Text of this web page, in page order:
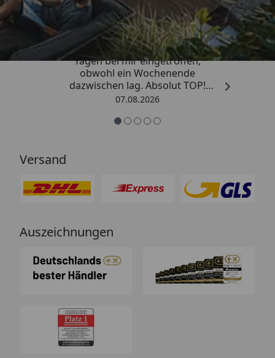
4,81/ 5
„Die Bestellung ist innerhalb von 4
Tagen bei mir eingetroffen,
obwohl ein Wochenende
dazwischen lag. Absolut TOP!
Sicherlich nicht die letzte
so.“
07.08.2026
Versand
Auszeichnungen